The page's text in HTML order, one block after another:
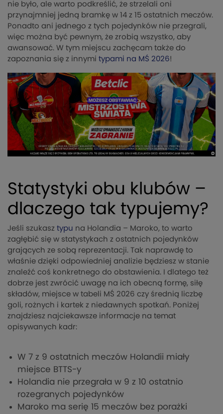
nie było, ale warto podkreślić, że strzelali oni
przynajmniej jedną bramkę w 14 z 15 ostatnich meczów.
Ponadto ani jednego z tych pojedynków nie przegrali,
więc można być pewnym, że zrobią wszystko, aby
awansować. W tym miejscu zachęcam także do
zapoznania się z innymi typami na MŚ 2026!
Statystyki obu klubów –
dlaczego tak typujemy?
Jeśli szukasz typu na Holandia – Maroko, to warto
zagłębić się w statystykach z ostatnich pojedynków
grających ze sobą reprezentacji. Tak naprawdę to
właśnie dzięki odpowiedniej analizie będziesz w stanie
znaleźć coś konkretnego do obstawienia. I dlatego też
dobrze jest zwrócić uwagę na ich obecną formę, siłę
składów, miejsce w tabeli MŚ 2026 czy średnią liczbę
goli, rożnych i kartek z niedawnych spotkań. Poniżej
znajdziesz najciekawsze informacje na temat
opisywanych kadr:
W 7 z 9 ostatnich meczów Holandii miały
miejsce BTTS-y
Holandia nie przegrała w 9 z 10 ostatnio
rozegranych pojedynków
Maroko ma serię 15 meczów bez porażki